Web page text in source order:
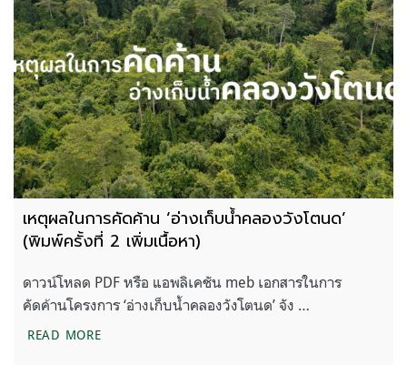
เหตุผลในการคัดค้าน ‘อ่างเก็บน้ำคลองวังโตนด’
(พิมพ์ครั้งที่ 2 เพิ่มเนื้อหา)
ดาวน์โหลด PDF หรือ แอพลิเคชัน meb เอกสารในการ
คัดค้านโครงการ ‘อ่างเก็บน้ำคลองวังโตนด’ จัง …
READ MOREเหตุผลในการคัดค้าน ‘อ่างเก็บน้ำคลองวังโตนด’ (พิม